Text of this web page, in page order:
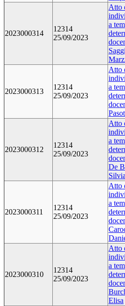
2023000314
12314
25/09/2023
Atto
a
2023000313
12314
25/09/2023
Atto
a
2023000312
12314
25/09/2023
Atto
a
De
Silvia
2023000311
12314
25/09/2023
Atto
a
2023000310
12314
25/09/2023
Atto
a
Elisa